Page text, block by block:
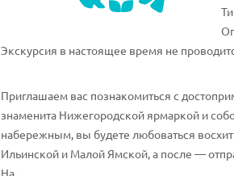
Экскурсия в настоящее время не
Приглашаем вас познакомиться с
знаменита Нижегородской ярмаркой и
набережным, вы будете любоваться
Ильинской и Малой Ямской, а после —
На ...